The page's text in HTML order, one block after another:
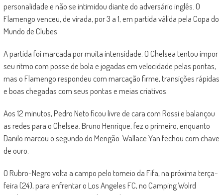
personalidade e não se intimidou diante do adversário inglês. O
Flamengo venceu, de virada, por 3 a 1, em partida válida pela Copa do
Mundo de Clubes.
A partida foi marcada por muita intensidade. O Chelsea tentou impor
seu ritmo com posse de bola e jogadas em velocidade pelas pontas,
mas o Flamengo respondeu com marcação firme, transições rápidas
e boas chegadas com seus pontas e meias criativos.
Aos 12 minutos, Pedro Neto ficou livre de cara com Rossi e balançou
as redes para o Chelsea. Bruno Henrique, fez o primeiro, enquanto
Danilo marcou o segundo do Mengão. Wallace Yan fechou com chave
de ouro.
O Rubro-Negro volta a campo pelo torneio da Fifa, na próxima terça-
feira (24), para enfrentar o Los Angeles FC, no Camping Wolrd